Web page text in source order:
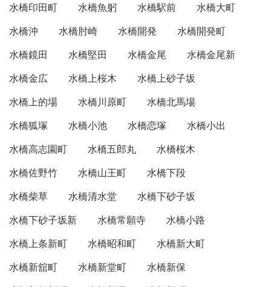
水橋印田町
水橋魚躬 水橋駅前
水橋大町
水橋沖
水橋肘崎 水橋開発
水橋開発町
水橋鏡田
水橋堅田 水橋金尾
水橋金尾新
水橋金広
水橋上桜木
水橋上砂子坂
水橋上的場
水橋川原町
水橋北馬場
水橋狐塚
水橋小池 水橋恋塚
水橋小出
水橋高志園町
水橋五郎丸
水橋桜木
水橋佐野竹
水橋山王町
水橋下段
水橋柴草
水橋清水堂
水橋下砂子坂
水橋下砂子坂新
水橋常願寺
水橋小路
水橋上条新町
水橋昭和町
水橋新大町
水橋新舘町
水橋新堂町
水橋新保